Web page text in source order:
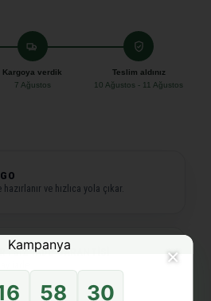
Kargoya verdik
7 Ağustos
Teslim aldınız
10 Ağustos - 11 Ağustos
ve hızlıca yola çıkar.
İADE GARANTISI
×
58 30